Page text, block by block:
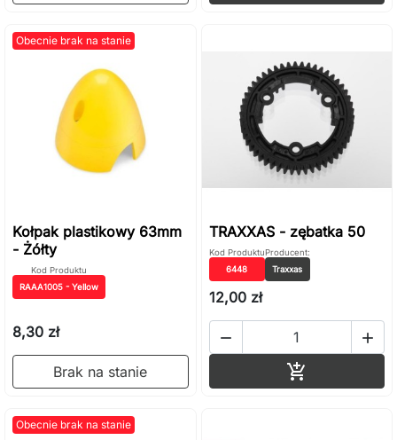
Obecnie brak na stanie
Kołpak plastikowy 63mm
- Żółty
Kod Produktu
RAAA1005 - Yellow
8,30 zł
Brak na stanie
TRAXXAS - zębatka 50
Kod Produktu
6448
Producent:
Traxxas
12,00 zł
 

Obecnie brak na stanie